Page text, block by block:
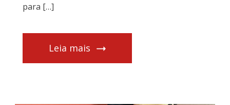
para […]
Leia mais